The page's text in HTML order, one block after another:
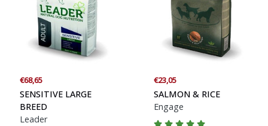
€68,65
SENSITIVE LARGE
BREED
Leader
€23,05
SALMON & RICE
Engage